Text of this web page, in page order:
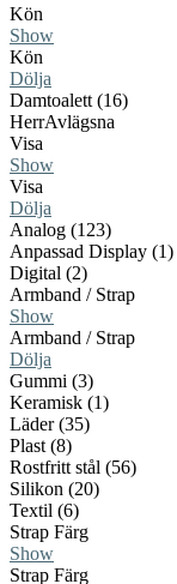
Kön
Show
Kön
Dölja
Damtoalett (16)
HerrAvlägsna
Visa
Show
Visa
Dölja
Analog (123)
Anpassad Display (1)
Digital (2)
Armband / Strap
Show
Armband / Strap
Dölja
Gummi (3)
Keramisk (1)
Läder (35)
Plast (8)
Rostfritt stål (56)
Silikon (20)
Textil (6)
Strap Färg
Show
Strap Färg